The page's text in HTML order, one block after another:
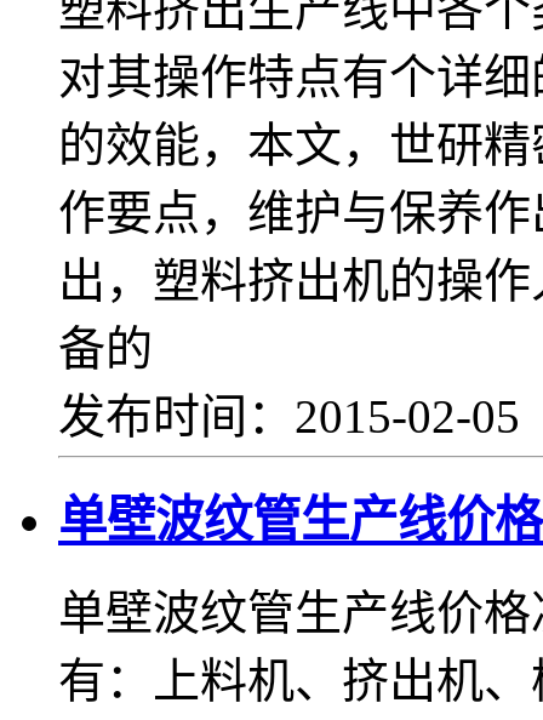
对其操作特点有个详
的效能，本文，世研
作要点，维护与保
出，塑料挤出机的操
备的
发布时间：2015-02-
单壁波纹管生产线价格
单壁波纹管生产线价
有：上料机、挤出机